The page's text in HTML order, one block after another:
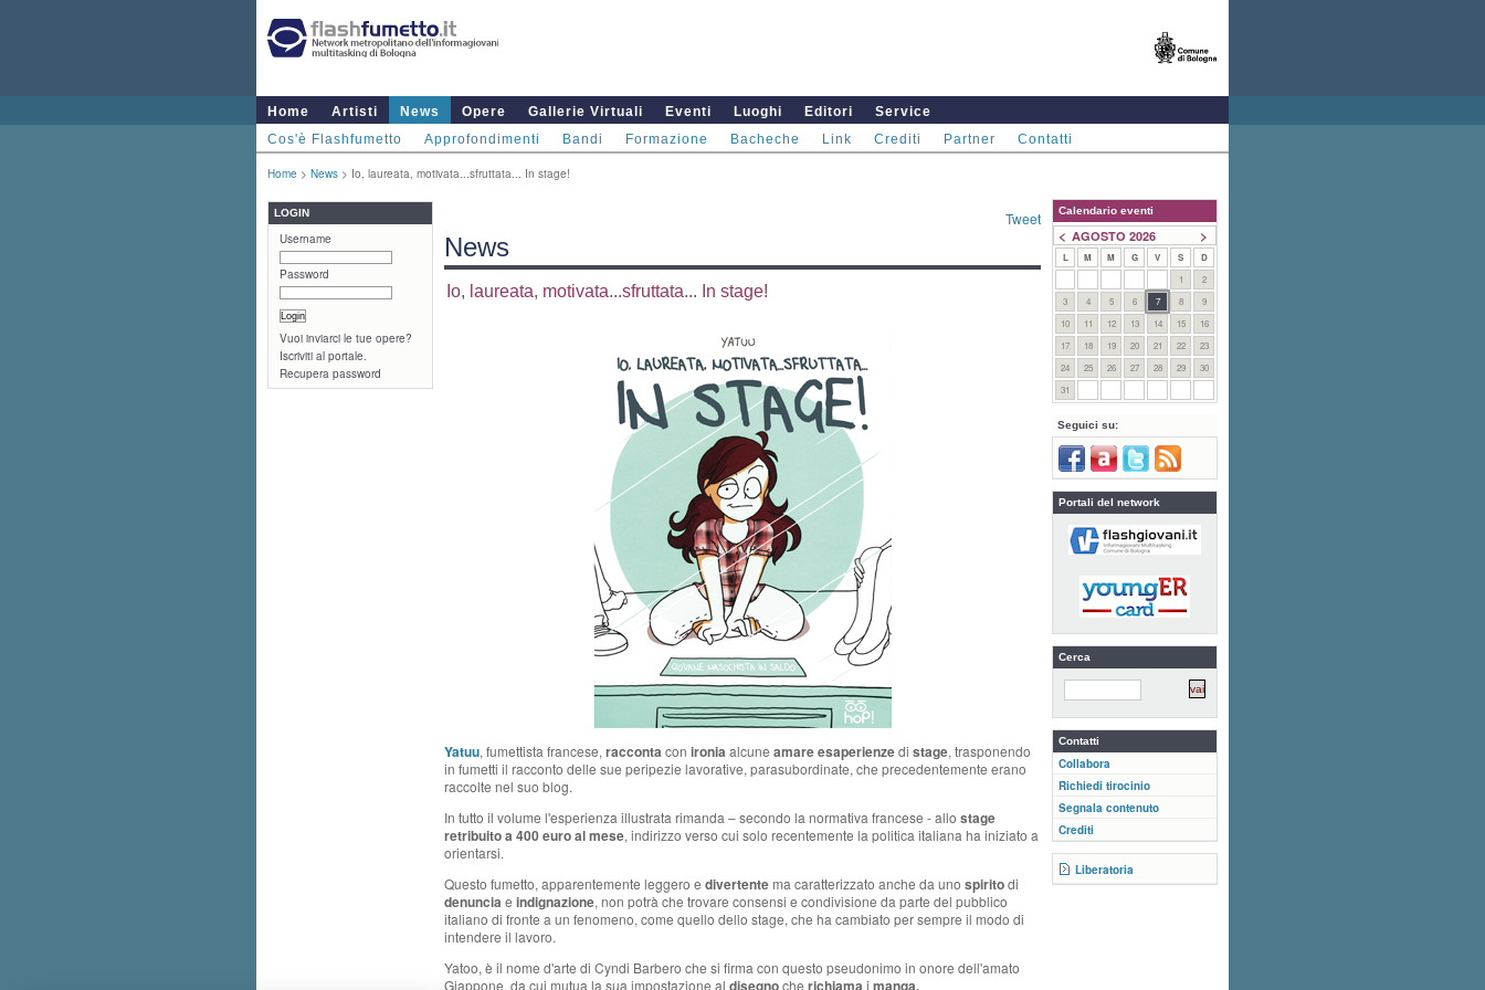
Home Artisti News Opere Gallerie Virtuali Eventi Luoghi Editori
Service
Cos'è Flashfumetto
Approfondimenti Bandi Formazione Bacheche Link Crediti Partner Contatti
Home > News > Io, laureata, motivata...sfruttata... In stage!
LOGIN
Username
Password
Vuoi inviarci le tue opere?
Iscriviti al portale.
Recupera password
Tweet
News
Io, laureata, motivata...sfruttata... In stage!
Yatuu, fumettista francese, racconta con ironia alcune amare esaperienzedi stage, trasponendo
in fumetti il racconto delle sue peripezie lavorative, parasubordinate, che precedentemente erano
raccolte nel suo blog.
In tutto il volume l'esperienza illustrata rimanda – secondo la normativa francese - allo stage
retribuito a 400 euro al mese, indirizzo verso cui solo recentemente la politica italiana ha iniziato a
orientarsi.
Questo fumetto, apparentemente leggero e divertentema caratterizzato anche da uno spiritodi
denuncia e indignazione, non potrà che trovare consensi e condivisione da parte del pubblico
italiano di fronte a un fenomeno, come quello dello stage, che ha cambiato per sempre il modo di
intendere il lavoro.
Yatoo, è il nome d'arte di Cyndi Barbero che si firma con questo pseudonimo in onore dell'amato
Giappone, da cui mutua la sua impostazione al disegnoche richiama i manga.
Calendario eventi
>
< AGOSTO 2026
L M M G V S
D
1
2
3
4 5 6 7 8
9
10
11 12 13 14 15
16
17
18 19 20 21 22
23
24
25 26 27 28 29
30
31
Seguici su:
Portali del network
Cerca
Contatti
Collabora
Richiedi tirocinio
Segnala contenuto
Crediti
Liberatoria